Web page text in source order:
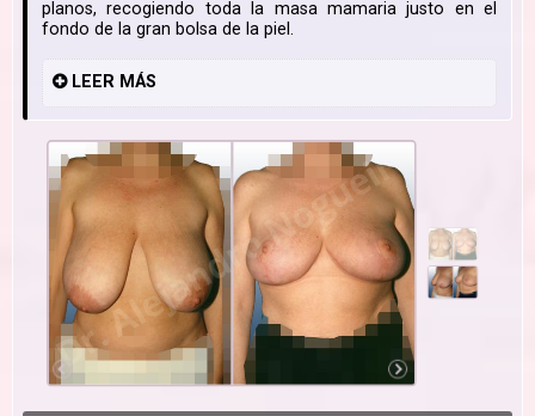
planos, recogiendo toda la masa mamaria justo en el
fondo de la gran bolsa de la piel.
LEER MÁS